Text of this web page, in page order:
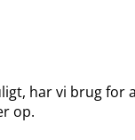
har vi brug for
op.